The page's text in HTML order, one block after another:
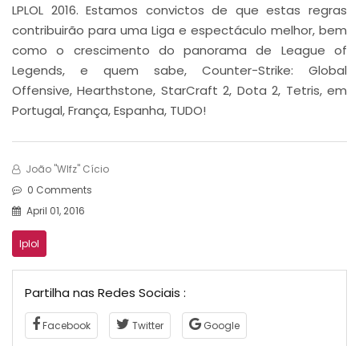
LPLOL 2016. Estamos convictos de que estas regras
contribuirão para uma Liga e espectáculo melhor, bem
como o crescimento do panorama de League of
Legends, e quem sabe, Counter-Strike: Global
Offensive, Hearthstone, StarCraft 2, Dota 2, Tetris, em
Portugal, França, Espanha, TUDO!
João "wlfz" Cício
0 Comments
April 01, 2016
lplol
Partilha nas Redes Sociais :
Facebook Twitter Google